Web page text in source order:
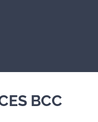
BCC